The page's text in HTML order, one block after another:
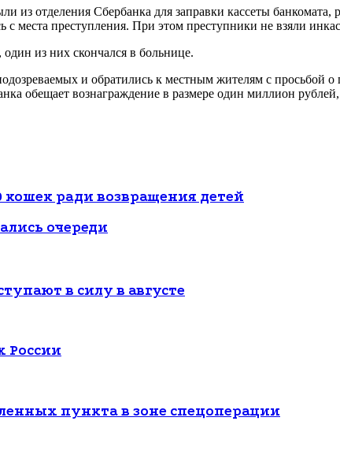
из отделения Сбербанка для заправки кассеты
места преступления. При этом преступники не взяли
из них скончался в больнице.
и обратились к местным жителям с просьбой
обещает вознаграждение в размере один миллион
кошек ради возвращения детей
очереди
в силу в августе
России
пункта в зоне спецоперации